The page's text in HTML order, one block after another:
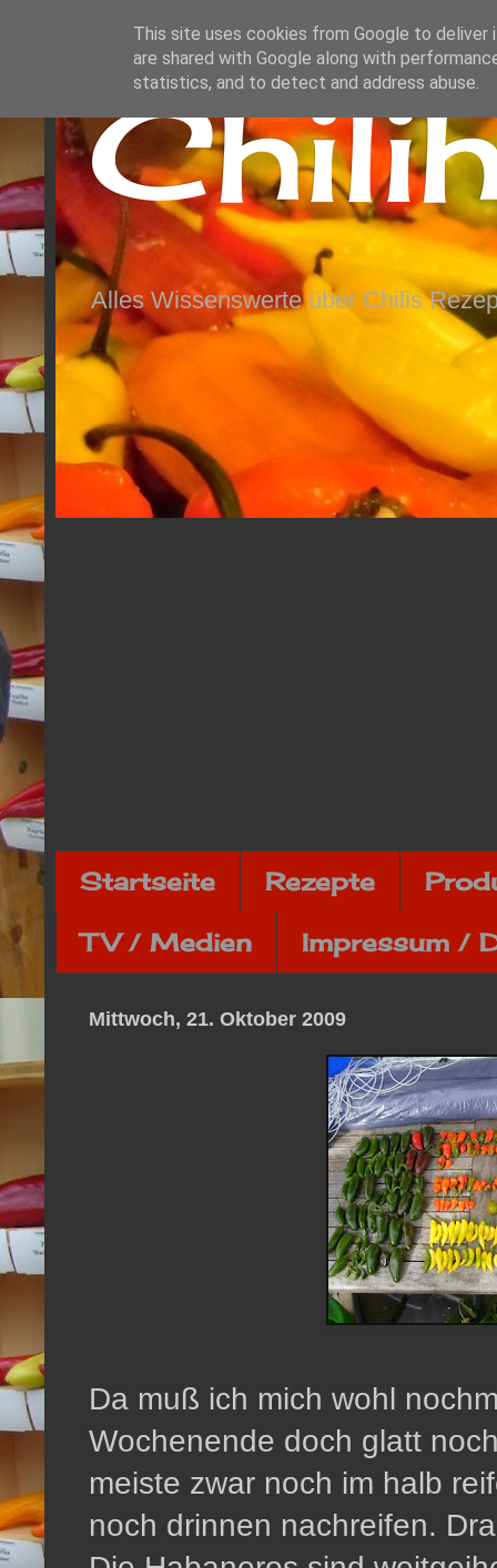
Alles Wissenswerte über Chilis
Startseite Rezepte
TV / Medien Impressum /
Mittwoch, 21. Oktober 2009
Da muß ich mich wohl
Wochenende doch glatt
meiste zwar noch im halb
noch drinnen nachreifen.
This site uses cookies from Google to deliver
are shared with Google along with
statistics, and to detect and address abuse.